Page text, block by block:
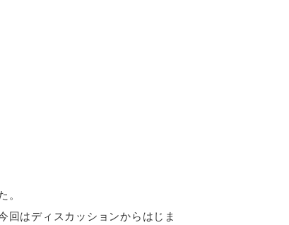
。
回はディスカッションからはじま